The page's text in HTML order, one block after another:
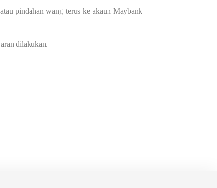
pindahan wang terus ke akaun Maybank
dilakukan.